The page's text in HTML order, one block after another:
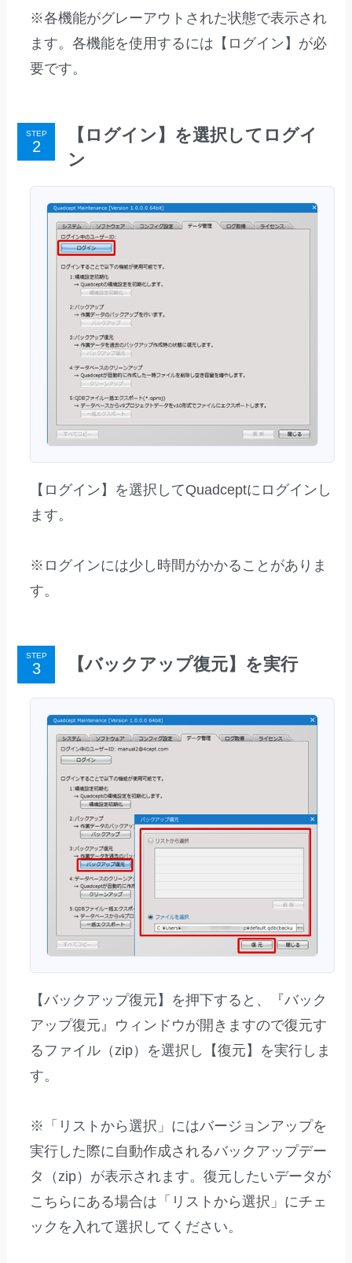
※各機能がグレーアウトされた状態で表示され
ます。各機能を使用するには【ログイン】が必
要です。
STEP
【ログイン】を選択してログイ
ン
【ログイン】を選択してQuadceptにログインし
ます。
※ログインには少し時間がかかることがありま
す。
STEP 【バックアップ復元】を実行
【バックアップ復元】を押下すると、『バック
アップ復元』ウィンドウが開きますので復元す
るファイル（zip）を選択し【復元】を実行しま
す。
※「リストから選択」にはバージョンアップを
実行した際に自動作成されるバックアップデー
タ（zip）が表示されます。復元したいデータが
こちらにある場合は「リストから選択」にチェ
ックを入れて選択してください。